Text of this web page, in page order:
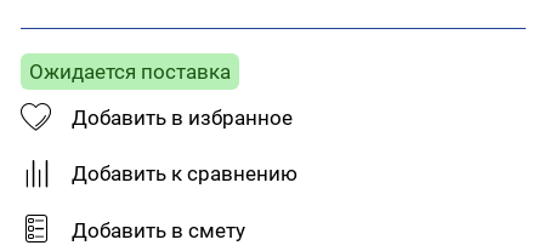
Тип товара: J- планка
Ожидается поставка
Добавить в избранное
Добавить к сравнению
Добавить в смету